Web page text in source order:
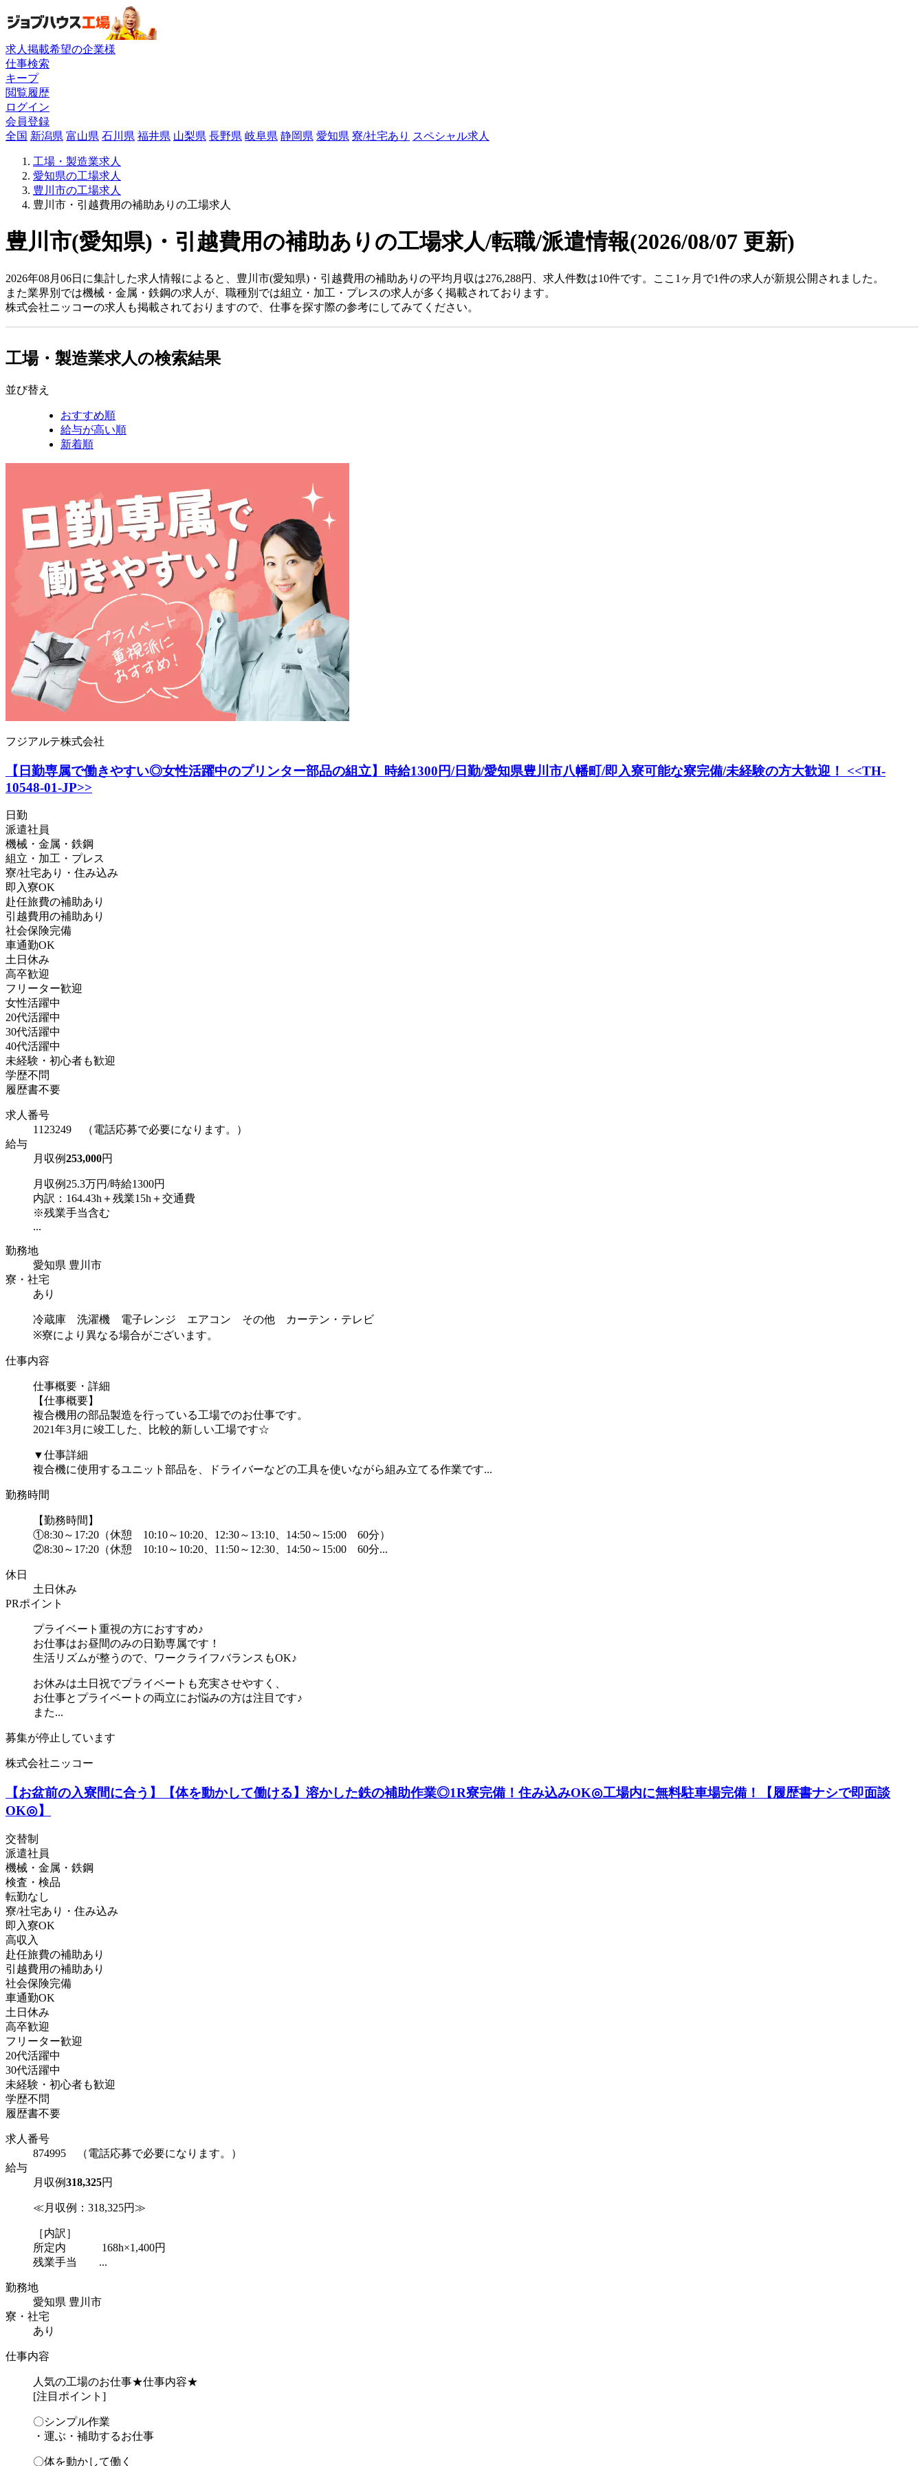
求人掲載希望の企業様
仕事検索
キープ
閲覧履歴
ログイン
会員登録
全国 新潟県 富山県 石川県 福井県 山梨県 長野県 岐阜県 静岡県 愛知県 寮/社宅あり スペシャル求人
工場・製造業求人
愛知県の工場求人
豊川市の工場求人
豊川市・引越費用の補助ありの工場求人
豊川市(愛知県)・引越費用の補助ありの工場求人/転職/派遣情報(2026/08/07 更新)
2026年08月06日に集計した求人情報によると、豊川市(愛知県)・引越費用の補助ありの平均月収は276,288円、求人件数は10件です。ここ1ヶ月で1件の求人が新規公開されました。
また業界別では機械・金属・鉄鋼の求人が、職種別では組立・加工・プレスの求人が多く掲載されております。
株式会社ニッコーの求人も掲載されておりますので、仕事を探す際の参考にしてみてください。
工場・製造業求人の検索結果
並び替え
おすすめ順
給与が高い順
新着順
フジアルテ株式会社
【日勤専属で働きやすい◎女性活躍中のプリンター部品の組立】時給1300円/日勤/愛知県豊川市八幡町/即入寮可能な寮完備/未経験の方大歓迎！ <<TH-
10548-01-JP>>
日勤
派遣社員
機械・金属・鉄鋼
組立・加工・プレス
寮/社宅あり・住み込み
即入寮OK
赴任旅費の補助あり
引越費用の補助あり
社会保険完備
車通勤OK
土日休み
高卒歓迎
フリーター歓迎
女性活躍中
20代活躍中
30代活躍中
40代活躍中
未経験・初心者も歓迎
学歴不問
履歴書不要
求人番号
1123249 （電話応募で必要になります。）
給与
月収例253,000円
月収例25.3万円/時給1300円
内訳：164.43h＋残業15h＋交通費
※残業手当含む
...
勤務地
愛知県 豊川市
寮・社宅
あり
冷蔵庫 洗濯機 電子レンジ エアコン その他 カーテン・テレビ
※寮により異なる場合がございます。
仕事内容
仕事概要・詳細
【仕事概要】
複合機用の部品製造を行っている工場でのお仕事です。
2021年3月に竣工した、比較的新しい工場です☆
▼仕事詳細
複合機に使用するユニット部品を、ドライバーなどの工具を使いながら組み立てる作業です...
勤務時間
【勤務時間】
①8:30～17:20（休憩 10:10～10:20、12:30～13:10、14:50～15:00 60分）
②8:30～17:20（休憩 10:10～10:20、11:50～12:30、14:50～15:00 60分...
休日
土日休み
PRポイント
プライベート重視の方におすすめ♪
お仕事はお昼間のみの日勤専属です！
生活リズムが整うので、ワークライフバランスもOK♪
お休みは土日祝でプライベートも充実させやすく、
お仕事とプライベートの両立にお悩みの方は注目です♪
また...
募集が停止しています
株式会社ニッコー
【お盆前の入寮間に合う】【体を動かして働ける】溶かした鉄の補助作業◎1R寮完備！住み込みOK◎工場内に無料駐車場完備！【履歴書ナシで即面談
OK◎】
交替制
派遣社員
機械・金属・鉄鋼
検査・検品
転勤なし
寮/社宅あり・住み込み
即入寮OK
高収入
赴任旅費の補助あり
引越費用の補助あり
社会保険完備
車通勤OK
土日休み
高卒歓迎
フリーター歓迎
20代活躍中
30代活躍中
未経験・初心者も歓迎
学歴不問
履歴書不要
求人番号
874995 （電話応募で必要になります。）
給与
月収例318,325円
≪月収例：318,325円≫
［内訳］
所定内 168h×1,400円
残業手当 ...
勤務地
愛知県 豊川市
寮・社宅
あり
仕事内容
人気の工場のお仕事★仕事内容★
[注目ポイント]
〇シンプル作業
・運ぶ・補助するお仕事
〇体を動かして働く